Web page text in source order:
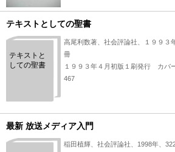
テキストとしての聖書
テキストと
しての聖書
高尾利数著、社会評論社、１９９３
冊
１９９３年４月初版１刷発行 カ
467
最新 放送メディア入門
稲田植輝、社会評論社、1998年、